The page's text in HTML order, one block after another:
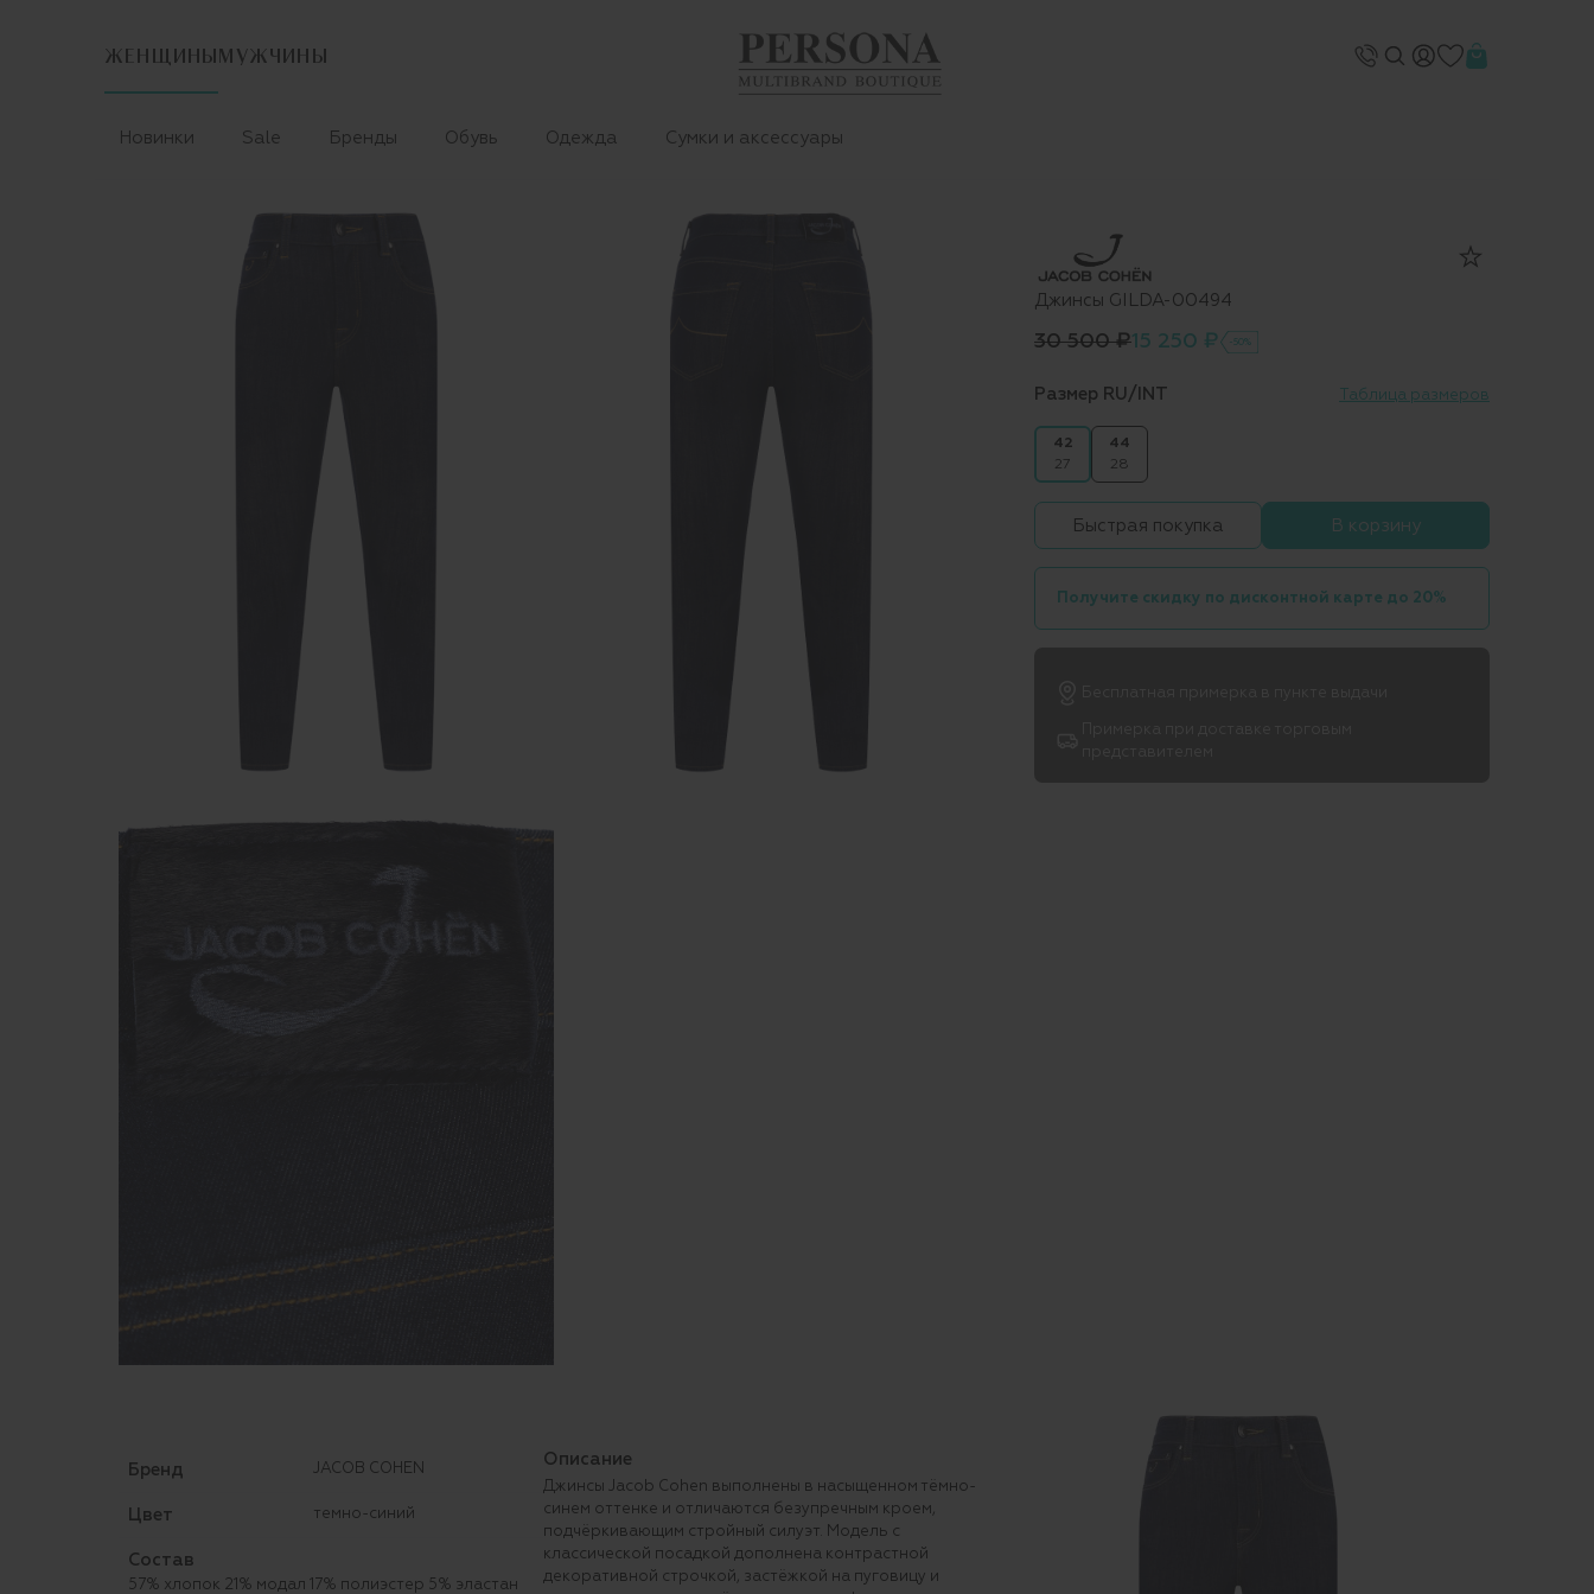
ЖЕНЩИНЫ МУЖЧИНЫ
Новинки Sale Бренды Обувь Одежда Сумки и аксессуары
Джинсы GILDA-00494
30 500 ₽15 250 ₽ -50%
Размер RU/INT Таблица размеров
42
27
44
28
Быстрая покупка В корзину
Получите скидку по дисконтной карте до 20%
Бренд JACOB COHEN
Цвет темно-синий
Состав
57% хлопок 21% модал 17% полиэстер 5% эластан
Описание
Джинсы Jacob Cohen выполнены в насыщенном тёмно-
синем оттенке и отличаются безупречным кроем,
подчёркивающим стройный силуэт. Модель с
классической посадкой дополнена контрастной
декоративной строчкой, застёжкой на пуговицу и